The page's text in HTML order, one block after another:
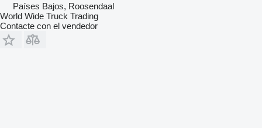
Países Bajos, Roosendaal
World Wide Truck Trading
Contacte con el vendedor